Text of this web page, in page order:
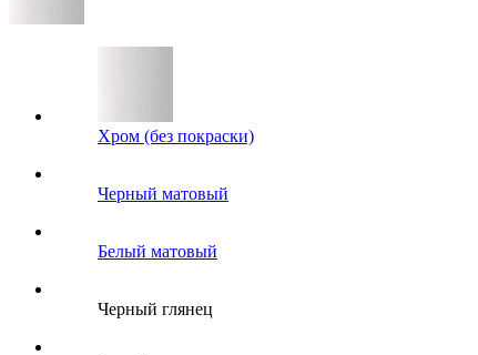
Хром (без покраски)
Черный матовый
Белый матовый
Черный глянец